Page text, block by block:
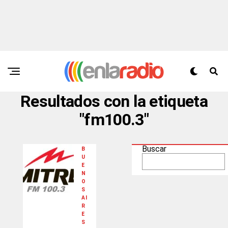
Resultados con la etiqueta
"fm100.3"
B
U
E
N
O
S
AI
R
E
S
Buscar